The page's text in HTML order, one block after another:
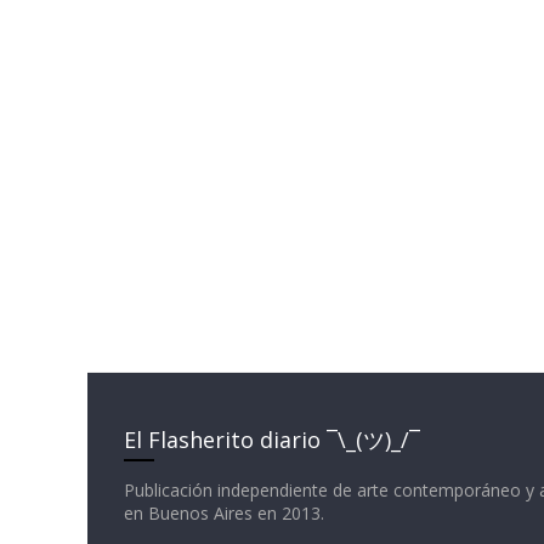
El Flasherito diario ¯\_(ツ)_/¯
Publicación independiente de arte contemporáneo y
en Buenos Aires en 2013.